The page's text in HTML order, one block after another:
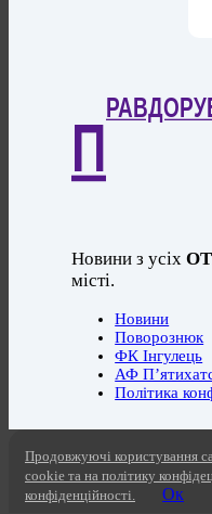
П
Новини з усіх
місті.
Новини
Поворознюк
ФК Інгулець
АФ
Політика
Продовжуючі користування
cookie та на політику
конфіденційності.
Ок